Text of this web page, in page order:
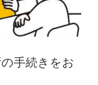
手続きをお